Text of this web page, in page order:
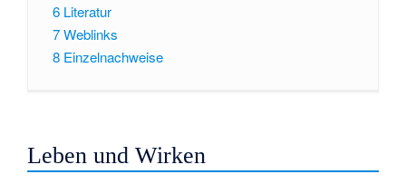
6 Literatur
7Weblinks
8 Einzelnachweise
Leben und Wirken